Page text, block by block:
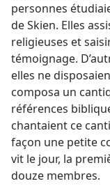
personnes
de Skien. Elles
religieuses et
témoignage.
elles ne
composa un
références
chantaient ce
façon une petite
vit le jour, la
douze membres.